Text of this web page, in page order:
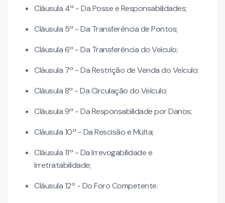
Cláusula 4ª - Da Posse e Responsabilidades;
Cláusula 5ª - Da Transferência de Pontos;
Cláusula 6ª - Da Transferência do Veículo;
Cláusula 7ª - Da Restrição de Venda do Veículo;
Cláusula 8ª - Da Circulação do Veículo;
Cláusula 9ª - Da Responsabilidade por Danos;
Cláusula 10ª - Da Rescisão e Multa;
Cláusula 11ª - Da Irrevogabilidade e
Irretratabilidade;
Cláusula 12ª - Do Foro Competente.